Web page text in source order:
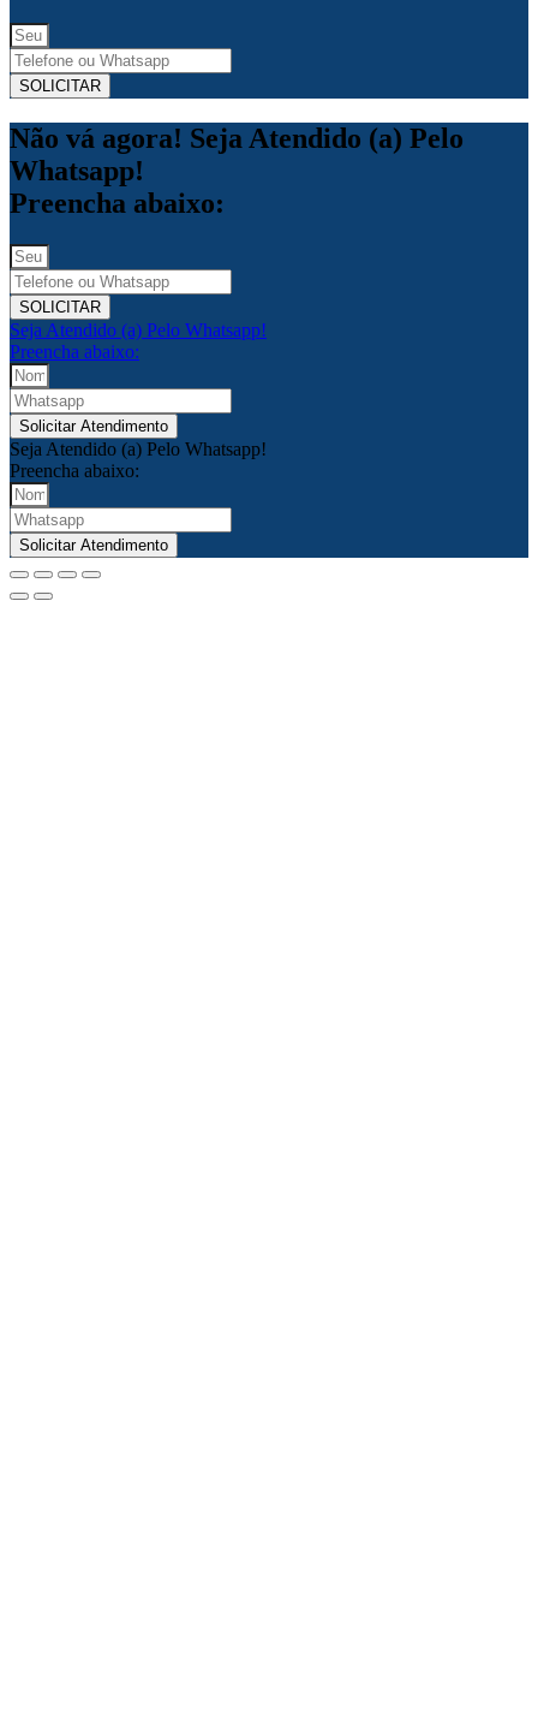
SOLICITAR
Não vá agora! Seja Atendido (a) Pelo
Whatsapp!
Preencha abaixo:
SOLICITAR
Seja Atendido (a) Pelo Whatsapp!
Preencha abaixo:
Solicitar Atendimento
Seja Atendido (a) Pelo Whatsapp!
Preencha abaixo:
Solicitar Atendimento